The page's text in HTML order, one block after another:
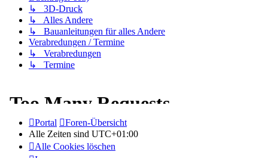
↳ 3D-Druck
↳ Alles Andere
↳ Bauanleitungen für alles Andere
Verabredungen / Termine
↳ Verabredungen
↳ Termine
Portal
Foren-Übersicht
Alle Zeiten sind UTC+01:00
Alle Cookies löschen